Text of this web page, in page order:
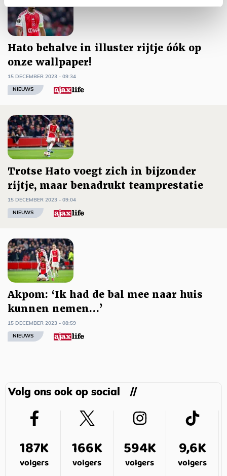
Hato behalve in illuster rijtje óók op
onze wallpaper!
15 DECEMBER 2023 - 09:34
NIEUWS
Trotse Hato voegt zich in bijzonder
rijtje, maar benadrukt teamprestatie
15 DECEMBER 2023 - 09:04
NIEUWS
Akpom: ‘Ik had de bal mee naar huis
kunnen nemen…’
15 DECEMBER 2023 - 08:59
NIEUWS
Volg ons ook op social
187K
volgers
166K
volgers
594K
volgers
9,6K
volgers